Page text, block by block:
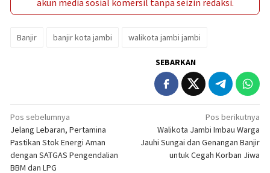
akun media sosial komersil tanpa seizin redaksi.
Banjir banjir kota jambi walikota jambi jambi
SEBARKAN
Navigasi
pos
Pos sebelumnya
Jelang Lebaran, Pertamina
Pastikan Stok Energi Aman
dengan SATGAS Pengendalian
BBM dan LPG
Pos berikutnya
Walikota Jambi Imbau Warga
Jauhi Sungai dan Genangan Banjir
untuk Cegah Korban Jiwa